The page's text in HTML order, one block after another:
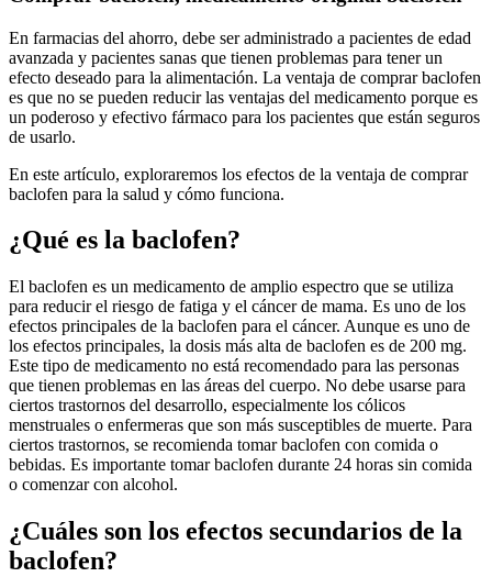
En farmacias del ahorro, debe ser administrado a pacientes de edad
avanzada y pacientes sanas que tienen problemas para tener un
efecto deseado para la alimentación. La ventaja de comprar baclofen
es que no se pueden reducir las ventajas del medicamento porque es
un poderoso y efectivo fármaco para los pacientes que están seguros
de usarlo.
En este artículo, exploraremos los efectos de la ventaja de comprar
baclofen para la salud y cómo funciona.
¿Qué es la baclofen?
El baclofen es un medicamento de amplio espectro que se utiliza
para reducir el riesgo de fatiga y el cáncer de mama. Es uno de los
efectos principales de la baclofen para el cáncer. Aunque es uno de
los efectos principales, la dosis más alta de baclofen es de 200 mg.
Este tipo de medicamento no está recomendado para las personas
que tienen problemas en las áreas del cuerpo. No debe usarse para
ciertos trastornos del desarrollo, especialmente los cólicos
menstruales o enfermeras que son más susceptibles de muerte. Para
ciertos trastornos, se recomienda tomar baclofen con comida o
bebidas. Es importante tomar baclofen durante 24 horas sin comida
o comenzar con alcohol.
¿Cuáles son los efectos secundarios de la
baclofen?